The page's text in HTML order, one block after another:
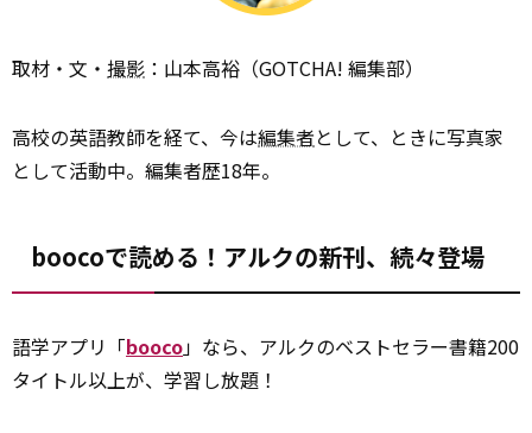
取材・文・ 撮影 ：山本高裕（GOTCHA! 編集部）
高校の英語教師を経て、今は編集者として、ときに写真家
として活動中。編集者歴18年。
boocoで読める！アルクの新刊、続々登場
語学アプリ「booco」なら、アルクのベストセラー書籍200
タイトル以上が、学習し放題！